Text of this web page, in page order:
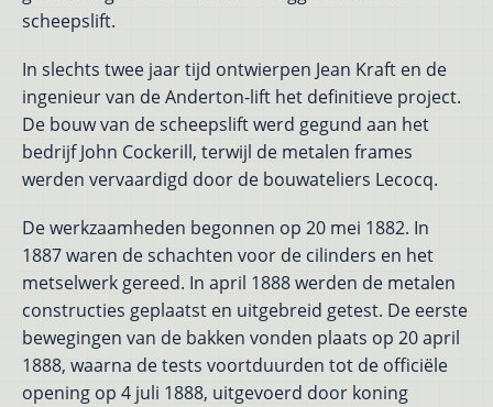
scheepslift.
In slechts twee jaar tijd ontwierpen Jean Kraft en de
ingenieur van de Anderton-lift het definitieve project.
De bouw van de scheepslift werd gegund aan het
bedrijf John Cockerill, terwijl de metalen frames
werden vervaardigd door de bouwateliers Lecocq.
De werkzaamheden begonnen op 20 mei 1882. In
1887 waren de schachten voor de cilinders en het
metselwerk gereed. In april 1888 werden de metalen
constructies geplaatst en uitgebreid getest. De eerste
bewegingen van de bakken vonden plaats op 20 april
1888, waarna de tests voortduurden tot de officiële
opening op 4 juli 1888, uitgevoerd door koning